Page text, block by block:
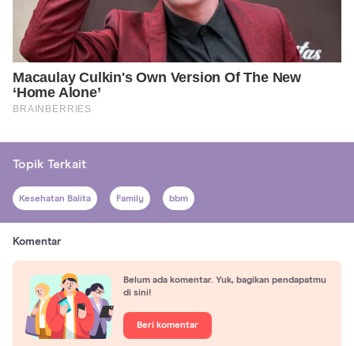
Topik Terkait
Kesehatan Balita Family bbm
Komentar
Belum ada komentar. Yuk, bagikan pendapatmu
di sini!
Beri komentar